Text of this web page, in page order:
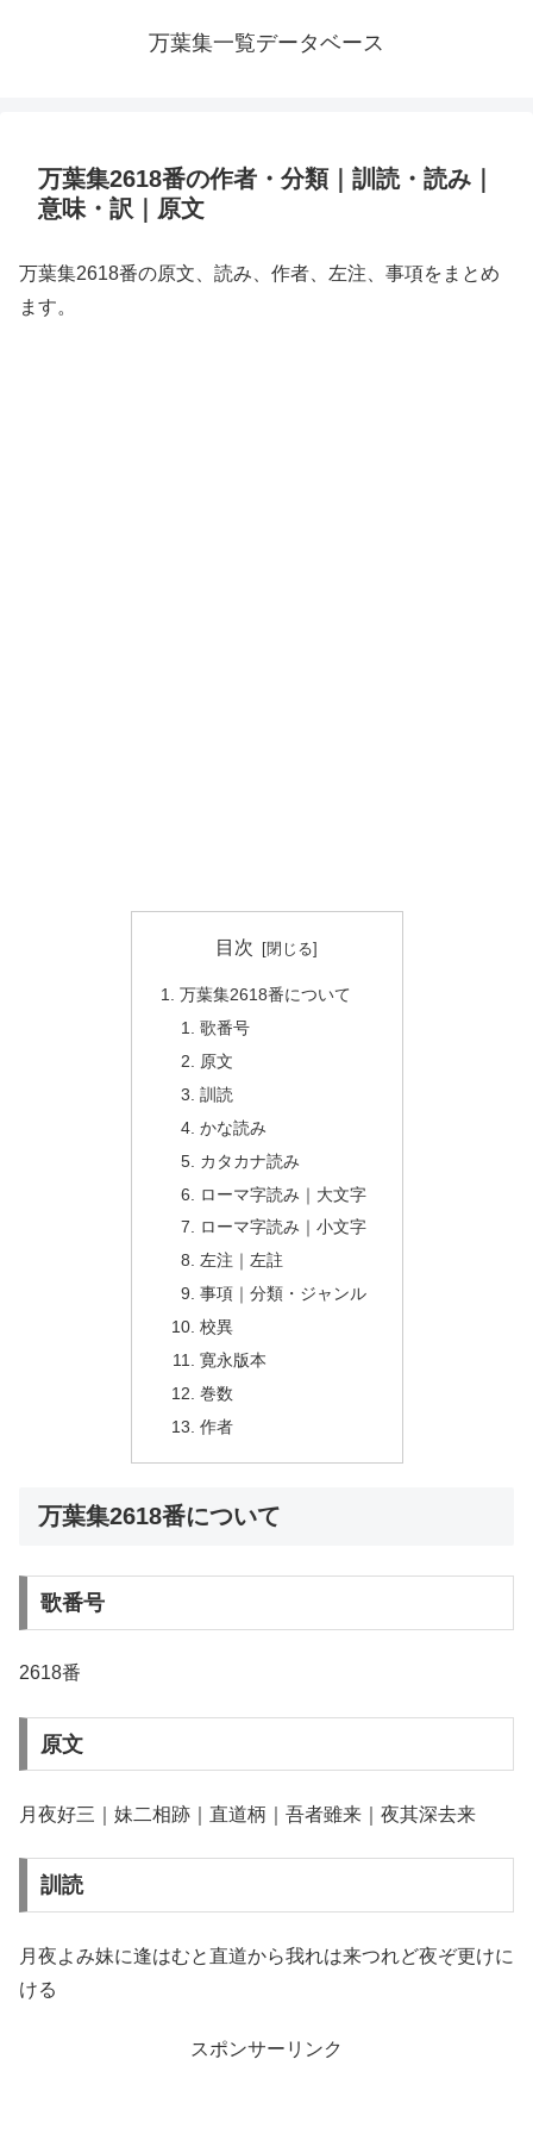
万葉集一覧データベース
万葉集2618番の作者・分類｜訓読・読み｜
意味・訳｜原文
万葉集2618番の原文、読み、作者、左注、事項をまとめ
ます。
目次
万葉集2618番について
歌番号
原文
訓読
かな読み
カタカナ読み
ローマ字読み｜大文字
ローマ字読み｜小文字
左注｜左註
事項｜分類・ジャンル
校異
寛永版本
巻数
作者
万葉集2618番について
歌番号
2618番
原文
月夜好三｜妹二相跡｜直道柄｜吾者雖来｜夜其深去来
訓読
月夜よみ妹に逢はむと直道から我れは来つれど夜ぞ更けに
ける
スポンサーリンク